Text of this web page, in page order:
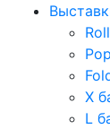
Х
L